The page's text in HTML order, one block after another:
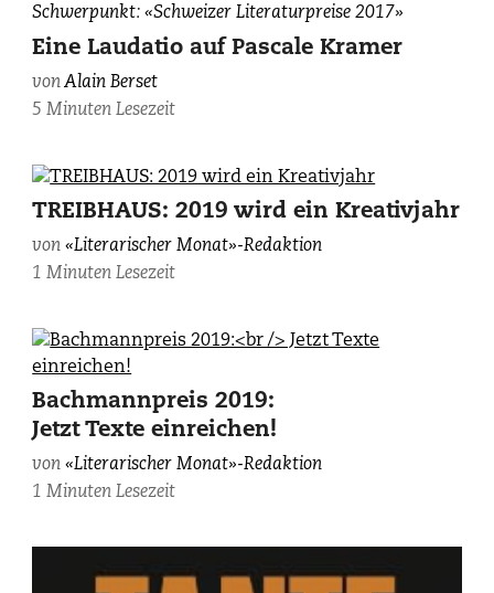
Pascale
fotografiert
von
Corine
Schwerpunkt: «Schweizer Literaturpreise 2017»
Eine Laudatio auf Pascale Kramer
vonAlain Berset
5 Minuten Lesezeit
TREIBHAUS: 2019 wird ein Kreativjahr
von«Literarischer Monat»-Redaktion
1 Minuten Lesezeit
Bachmannpreis 2019:
Jetzt Texte einreichen!
von«Literarischer Monat»-Redaktion
1 Minuten Lesezeit